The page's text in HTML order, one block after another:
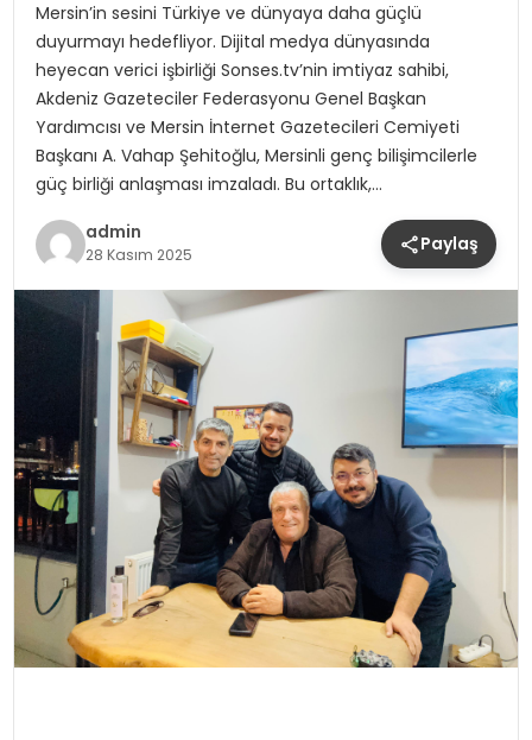
Mersin’in sesini Türkiye ve dünyaya daha güçlü
duyurmayı hedefliyor. Dijital medya dünyasında
heyecan verici işbirliği Sonses.tv’nin imtiyaz sahibi,
Akdeniz Gazeteciler Federasyonu Genel Başkan
Yardımcısı ve Mersin İnternet Gazetecileri Cemiyeti
Başkanı A. Vahap Şehitoğlu, Mersinli genç bilişimcilerle
güç birliği anlaşması imzaladı. Bu ortaklık,…
admin
28 Kasım 2025 Paylaş